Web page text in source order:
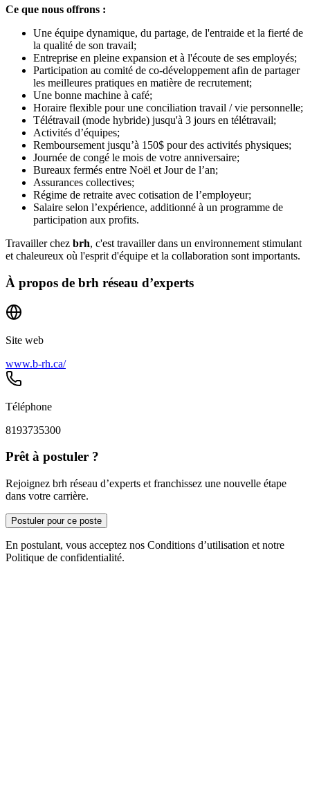
Ce que nous offrons :
Une équipe dynamique, du partage, de l'entraide et la fierté de
la qualité de son travail;
Entreprise en pleine expansion et à l'écoute de ses employés;
Participation au comité de co-développement afin de partager
les meilleures pratiques en matière de recrutement;
Une bonne machine à café;
Horaire flexible pour une conciliation travail / vie personnelle;
Télétravail (mode hybride) jusqu'à 3 jours en télétravail;
Activités d’équipes;
Remboursement jusqu’à 150$ pour des activités physiques;
Journée de congé le mois de votre anniversaire;
Bureaux fermés entre Noël et Jour de l’an;
Assurances collectives;
Régime de retraite avec cotisation de l’employeur;
Salaire selon l’expérience, additionné à un programme de
participation aux profits.
Travailler chez brh, c'est travailler dans un environnement stimulant
et chaleureux où l'esprit d'équipe et la collaboration sont importants.
À propos de brh réseau d’experts
Site web
www.b-rh.ca/
Téléphone
8193735300
Prêt à postuler ?
Rejoignez brh réseau d’experts et franchissez une nouvelle étape
dans votre carrière.
Postuler pour ce poste
En postulant, vous acceptez nos Conditions d’utilisation et notre
Politique de confidentialité.